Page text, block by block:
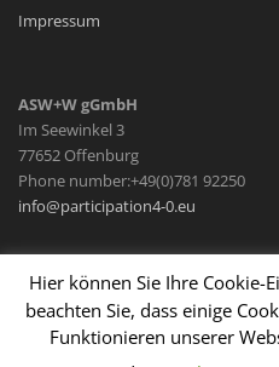
Impressum
ASW+W gGmbH
Im Seewinkel 3
77652 Offenburg
Phone number:+49(0)781 92250
info@participation4-0.eu
Hier können Sie Ihre Cookie-
beachten Sie, dass einige
Funktionieren unserer